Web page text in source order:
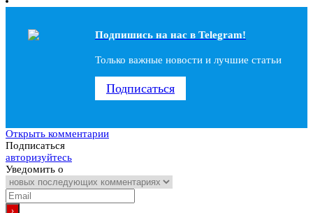
Подпишись на наc в Telegram!
Только важные новости и лучшие статьи
Подписаться
Открыть комментарии
Подписаться
авторизуйтесь
Уведомить о